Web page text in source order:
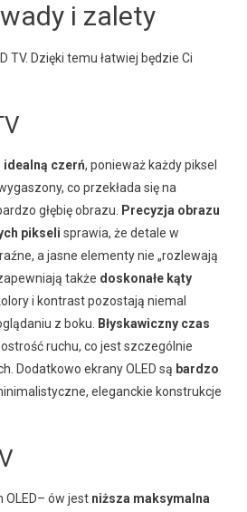
i zalety
TV. Dzięki temu łatwiej będzie Ci
idealną czerń, ponieważ każdy piksel
co przekłada się na
głębię obrazu.
Precyzja obrazu
pikseli sprawia, że detale w
a jasne elementy nie „rozlewają
także doskonałe kąty
i kontrast pozostają niemal
z boku.
Błyskawiczny czas
ruchu, co jest szczególnie
Dodatkowo ekrany OLED są bardzo
eleganckie konstrukcje
OLED– ów jest niższa maksymalna